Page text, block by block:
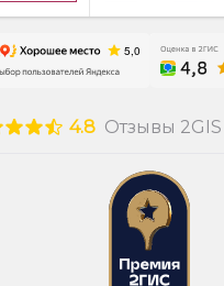
4.8 Отзывы 2GIS